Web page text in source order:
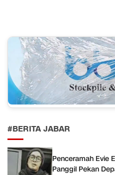
#BERITA JABAR
Penceramah Evie
Panggil Pekan